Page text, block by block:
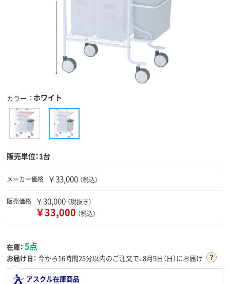
カラー ホワイト
販売単位：1台
メーカー価格 ￥33,000 （税込）
販売価格 ￥30,000 （税抜き）
￥33,000 （税込）
在庫： 5点
お届け日： 今から16時間25分以内のご注文で、8月9日（日）にお届け
アスクル在庫商品